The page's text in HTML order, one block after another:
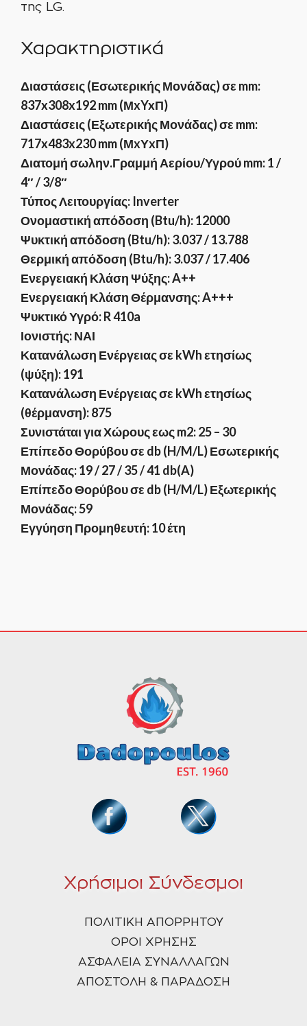
της LG.
Χαρακτηριστικά
Διαστάσεις (Εσωτερικής Μονάδας) σε mm:
837x308x192 mm (ΜxYxΠ)
Διαστάσεις (Εξωτερικής Μονάδας) σε mm:
717x483x230 mm (ΜxΥxΠ)
Διατομή σωλην.Γραμμή Αερίου/Υγρού mm: 1 /
4″ / 3/8″
Τύπος Λειτουργίας: Inverter
Ονομαστική απόδοση (Btu/h): 12000
Ψυκτική απόδοση (Btu/h): 3.037 / 13.788
Θερμική απόδοση (Btu/h): 3.037 / 17.406
Ενεργειακή Κλάση Ψύξης: A++
Ενεργειακή Κλάση Θέρμανσης: A+++
Ψυκτικό Υγρό: R 410a
Ιονιστής: ΝΑΙ
Κατανάλωση Ενέργειας σε kWh ετησίως
(ψύξη): 191
Κατανάλωση Ενέργειας σε kWh ετησίως
(θέρμανση): 875
Συνιστάται για Χώρους εως m2: 25 – 30
Επίπεδο Θορύβου σε db (H/M/L) Εσωτερικής
Μονάδας: 19 / 27 / 35 / 41 db(A)
Επίπεδο Θορύβου σε db (H/M/L) Εξωτερικής
Μονάδας: 59
Εγγύηση Προμηθευτή: 10 έτη
Χρήσιμοι Σύνδεσμοι
ΠΟΛΙΤΙΚΗ ΑΠΟΡΡΗΤΟΥ
ΟΡΟΙ ΧΡΗΣΗΣ
ΑΣΦΑΛΕΙΑ ΣΥΝΑΛΛΑΓΩΝ
ΑΠΟΣΤΟΛΗ & ΠΑΡΑΔΟΣΗ